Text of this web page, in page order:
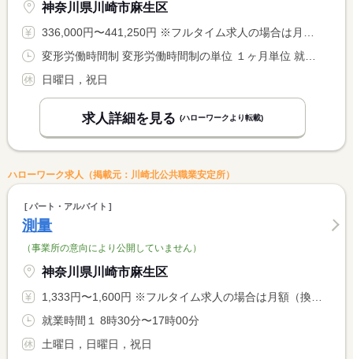
神奈川県川崎市麻生区
336,000円〜441,250円 ※フルタイム求人の場合は月額（換算額）、パート求人の場合は時間額を表示しています。
変形労働時間制 変形労働時間制の単位 １ヶ月単位 就業時間１ 8時00分〜17時00分
日曜日，祝日
求人詳細を見る (ハローワークより転載)
ハローワーク求人（掲載元：川崎北公共職業安定所）
パート・アルバイト
測量
（事業所の意向により公開していません）
神奈川県川崎市麻生区
1,333円〜1,600円 ※フルタイム求人の場合は月額（換算額）、パート求人の場合は時間額を表示しています。
就業時間１ 8時30分〜17時00分
土曜日，日曜日，祝日